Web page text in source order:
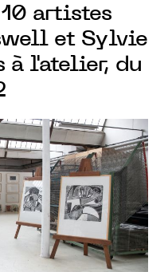
artistes
et Sylvie
à l'atelier, du